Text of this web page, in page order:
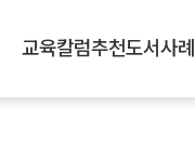
교육칼럼추천도서사례